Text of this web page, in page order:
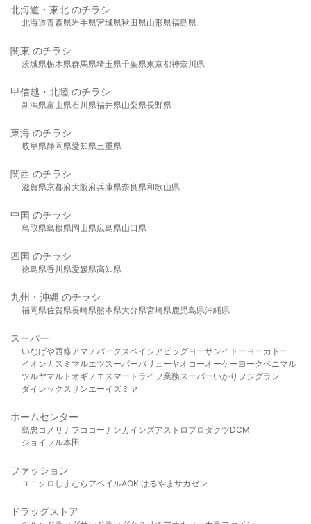
北海道・東北 のチラシ
北海道青森県岩手県宮城県秋田県山形県福島県
関東 のチラシ
茨城県栃木県群馬県埼玉県千葉県東京都神奈川県
甲信越・北陸 のチラシ
新潟県富山県石川県福井県山梨県長野県
東海 のチラシ
岐阜県静岡県愛知県三重県
関西 のチラシ
滋賀県京都府大阪府兵庫県奈良県和歌山県
中国 のチラシ
鳥取県島根県岡山県広島県山口県
四国 のチラシ
徳島県香川県愛媛県高知県
九州・沖縄 のチラシ
福岡県佐賀県長崎県熊本県大分県宮崎県鹿児島県沖縄県
スーパー
いなげや西條アマノパークスベイシア ビッグヨーサンイトーヨーカドー
イオンカスミ マルエツスーパーバリューヤオコーオーケー ヨークベニマル
ツルヤマルト オギノ エスマート ライフ業務スーパーいかり フジグラン
ダイレックスサンエーイズミヤ
ホームセンター
島忠 コメリ ナフコ コーナンカインズアストロプロダクツDCM
ジョイフル本田
ファッション
ユニクロ しまむら アベイルAOKIはるやま サカゼン
ドラッグストア